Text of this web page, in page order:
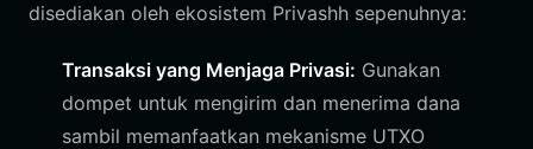
disediakan oleh ekosistem Privashh sepenuhnya:
Transaksi yang Menjaga Privasi: Gunakan
dompet untuk mengirim dan menerima dana
sambil memanfaatkan mekanisme UTXO